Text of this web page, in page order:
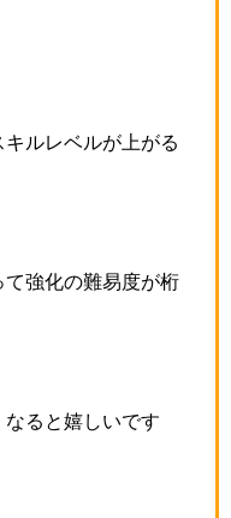
キルレベルが上がる
強化の難易度が桁
ると嬉しいです